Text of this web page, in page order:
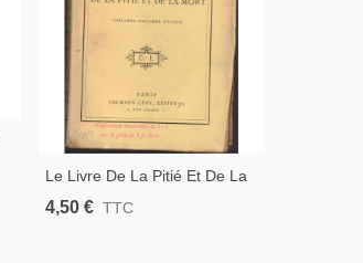
Le Livre De La Pitié Et De La
Mort, Pierre Loti, 1917 -
4,50 € TTC